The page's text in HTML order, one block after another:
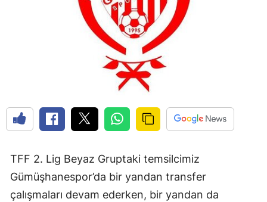
Edirne
Elazığ
Erzincan
Erzurum
Eskişehir
Giresun
Gümüşhane
TFF 2. Lig Beyaz Gruptaki temsilcimiz
Gümüşhanespor’da bir yandan transfer
çalışmaları devam ederken, bir yandan da